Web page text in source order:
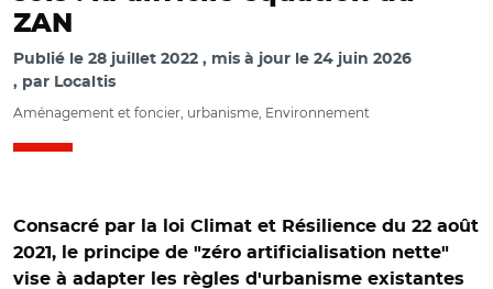
ZAN
Publié le 28 juillet 2022 mis à jour le 24 juin 2026
par Localtis
Aménagement et foncier, urbanisme, Environnement
Consacré par la loi Climat et Résilience du 22 août
2021, le principe de "zéro artificialisation nette"
vise à adapter les règles d'urbanisme existantes